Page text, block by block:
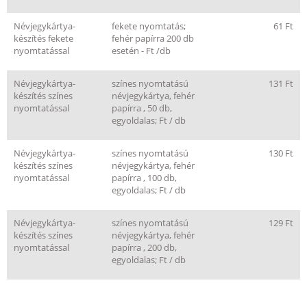
Névjegykártya-
készítés fekete
nyomtatással
fekete nyomtatás;
fehér papírra 200 db
esetén - Ft /db
61 Ft
Névjegykártya-
készítés színes
nyomtatással
színes nyomtatású
névjegykártya, fehér
papírra , 50 db,
egyoldalas; Ft / db
131 Ft
Névjegykártya-
készítés színes
nyomtatással
színes nyomtatású
névjegykártya, fehér
papírra , 100 db,
egyoldalas; Ft / db
130 Ft
Névjegykártya-
készítés színes
nyomtatással
színes nyomtatású
névjegykártya, fehér
papírra , 200 db,
egyoldalas; Ft / db
129 Ft